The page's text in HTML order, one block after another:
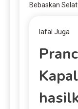
lafal Juga